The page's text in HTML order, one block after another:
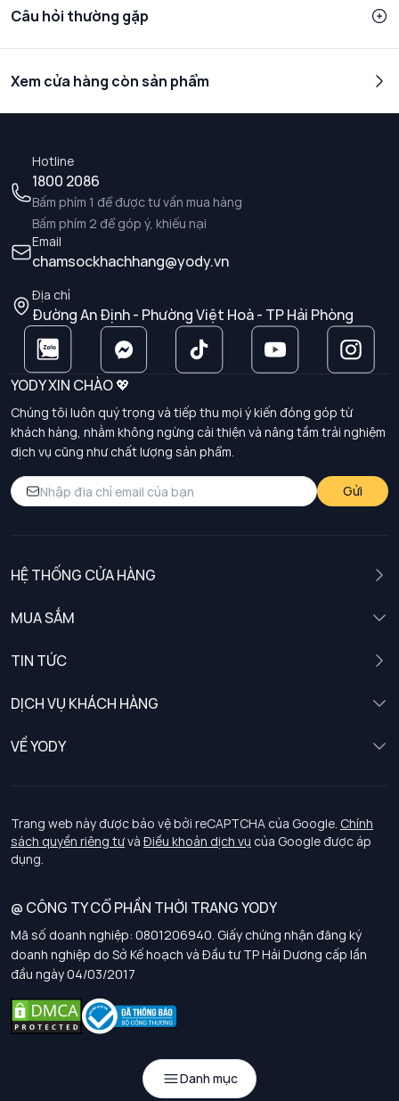
Danh mục
Câu hỏi thường gặp
Xem cửa hàng còn sản phẩm
Hotline
1800 2086
Bấm phím 1 để được tư vấn mua hàng
Bấm phím 2 để góp ý, khiếu nại
Email
chamsockhachhang@yody.vn
Địa chỉ
Đường An Định - Phường Việt Hoà - TP Hải Phòng
YODY XIN CHÀO 💖
Chúng tôi luôn quý trọng và tiếp thu mọi ý kiến đóng góp từ
khách hàng, nhằm không ngừng cải thiện và nâng tầm trải nghiệm
dịch vụ cũng như chất lượng sản phẩm.
Gửi
HỆ THỐNG CỬA HÀNG
MUA SẮM
TIN TỨC
DỊCH VỤ KHÁCH HÀNG
Chính sách khách hàng thân thiết
Chính sách bảo vệ dữ liệu cá nhân
Chính sách thanh toán, giao nhận
Chính sách chất lượng và an toàn sức khoẻ nghề nghiệp
Chính sách đơn đồng phục
Hướng dẫn chọn kích thước
VỀ YODY
Tuyển dụng
Trang web này được bảo vệ bởi reCAPTCHA của Google. Chính
sách quyền riêng tưvà Điều khoản dịch vụ của Google được áp
dụng.
@ CÔNG TY CỔ PHẦN THỜI TRANG YODY
Mã số doanh nghiệp: 0801206940. Giấy chứng nhận đăng ký
doanh nghiệp do Sở Kế hoạch và Đầu tư TP Hải Dương cấp lần
đầu ngày 04/03/2017